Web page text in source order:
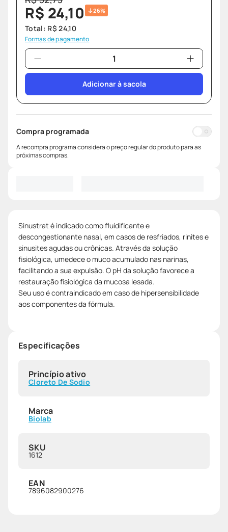
R$ 24,10 26%
Total: R$ 24,10
Formas de pagamento
Adicionar à sacola
Compra programada
A recompra programa considera o preço regular do produto para as
próximas compras.
Sinustrat é indicado como fluidificante e
descongestionante nasal, em casos de resfriados, rinites e
sinusites agudas ou crônicas. Através da solução
fisiológica, umedece o muco acumulado nas narinas,
facilitando a sua expulsão. O pH da solução favorece a
restauração fisiológica da mucosa lesada.
Seu uso é contraindicado em caso de hipersensibilidade
aos componentes da fórmula.
Especificações
Princípio ativo
Cloreto De Sodio
Marca
Biolab
SKU
1612
EAN
7896082900276